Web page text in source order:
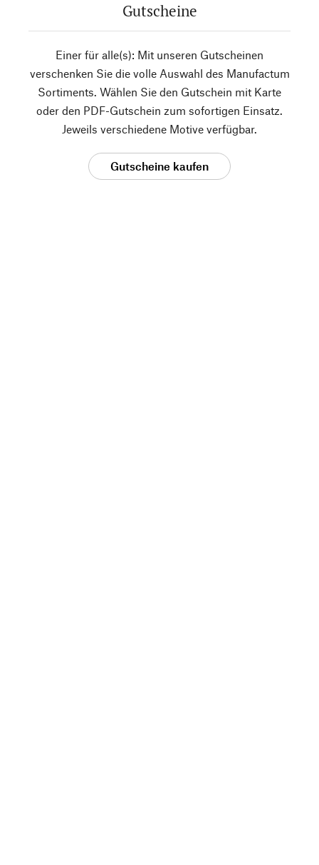
Gutscheine
Einer für alle(s): Mit unseren Gutscheinen
verschenken Sie die volle Auswahl des Manufactum
Sortiments. Wählen Sie den Gutschein mit Karte
oder den PDF-Gutschein zum sofortigen Einsatz.
Jeweils verschiedene Motive verfügbar.
Gutscheine kaufen